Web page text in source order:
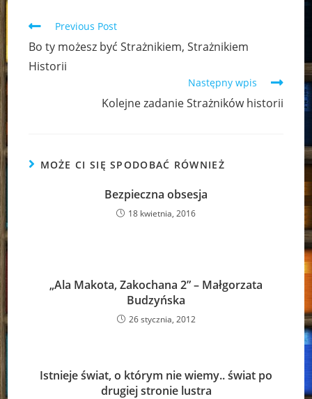
Read
articles
Previous Post
Bo ty możesz być Strażnikiem, Strażnikiem
Historii
Następny wpis
Kolejne zadanie Strażników historii
MOŻE CI SIĘ SPODOBAĆ RÓWNIEŻ
Bezpieczna obsesja
18 kwietnia, 2016
„Ala Makota, Zakochana 2” – Małgorzata
Budzyńska
26 stycznia, 2012
Istnieje świat, o którym nie wiemy.. świat po
drugiej stronie lustra